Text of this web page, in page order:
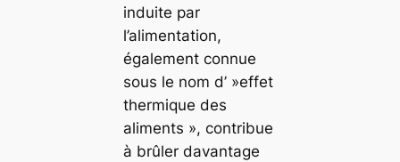
induite par
l’alimentation,
également connue
sous le nom d’ »effet
thermique des
aliments », contribue
à brûler davantage